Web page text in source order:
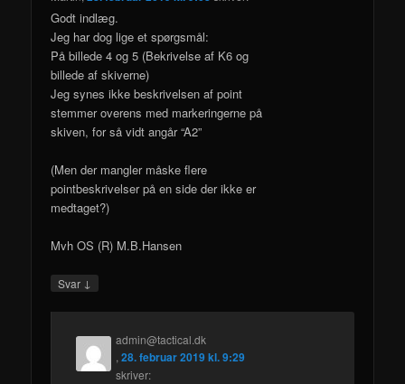
Godt indlæg.
Jeg har dog lige et spørgsmål:
På billede 4 og 5 (Bekrivelse af K6 og
billede af skiverne)
Jeg synes ikke beskrivelsen af point
stemmer overens med markeringerne på
skiven, for så vidt angår “A2”
(Men der mangler måske flere
pointbeskrivelser på en side der ikke er
medtaget?)
Mvh OS (R) M.B.Hansen
Svar ↓
admin@tactical.dk
,28. februar 2019 kl. 9:29
skriver: